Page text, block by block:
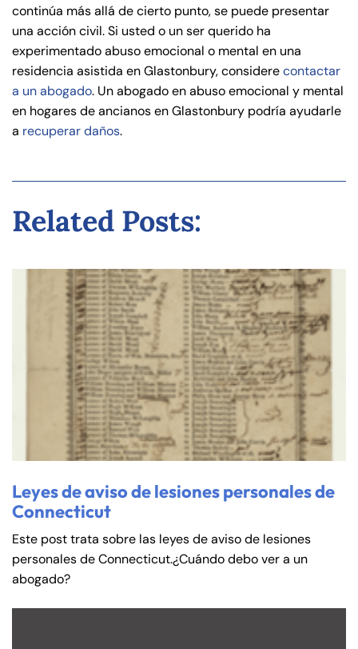
continúa más allá de cierto punto, se puede presentar
una acción civil. Si usted o un ser querido ha
experimentado abuso emocional o mental en una
residencia asistida en Glastonbury, considerecontactar
a un abogado. Un abogado en abuso emocional y mental
en hogares de ancianos en Glastonbury podría ayudarle
a recuperar daños.
Related Posts:
Leyes de aviso de lesiones personales de
Connecticut
Este post trata sobre las leyes de aviso de lesiones
personales de Connecticut.¿Cuándo debo ver a un
abogado?